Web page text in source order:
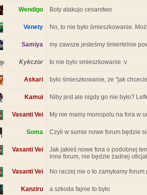
Wendigo Boty atakujo cesarstwo
Venety No, to nie było śmieszkowanie.
Samiya my zawsze jesteśmy śmiertelnie
Kykczor to nie bylo smieszkowanie :v
Askari było śmieszkowanie, ze "jak
Kamui Niby jest ale nigdy go nie było?
Vasanti Vei My nie mamy monopolu na fora w
Soma Czyli w sumie nowe forum będzie
Vasanti Vei
Jak jakieś nowe fora o podobnej
inne forum, nie będzie żadnej
Vasanti Vei No raczej nie o to zamykamy
Kanziru a szkoda fajnie to było